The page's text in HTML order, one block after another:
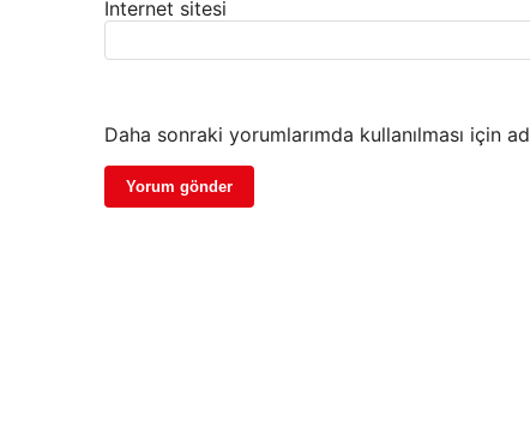
İnternet sitesi
Daha sonraki yorumlarımda kullanılması için